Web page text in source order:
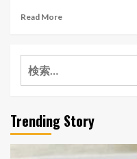
Read More
検
索:
Trending Story